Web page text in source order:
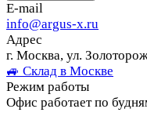
E-mail
info@argus-x.ru
Адрес
г. Москва, ул.
🚙 Склад в Москве
Режим работы
Офис работает по